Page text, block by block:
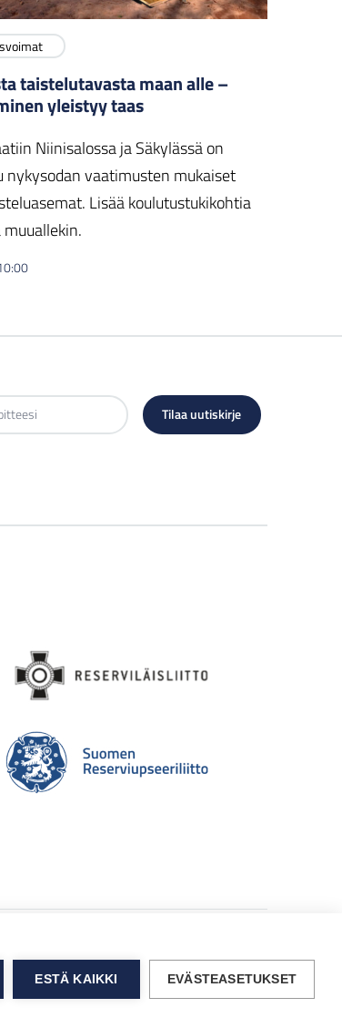
ESTÄ KAIKKI EVÄSTEASETUKSET
taistelutavasta maan alle –
yleistyy taas
Niinisalossa ja Säkylässä on
nykysodan vaatimusten mukaiset
Lisää koulutustukikohtia